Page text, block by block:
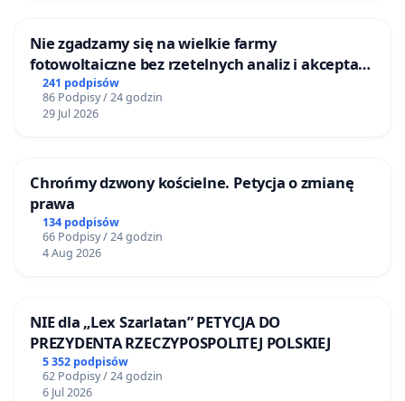
Nie zgadzamy się na wielkie farmy
fotowoltaiczne bez rzetelnych analiz i akceptacji
mieszkańców
241 podpisów
86 Podpisy / 24 godzin
29 Jul 2026
Chrońmy dzwony kościelne. Petycja o zmianę
prawa
134 podpisów
66 Podpisy / 24 godzin
4 Aug 2026
NIE dla „Lex Szarlatan” PETYCJA DO
PREZYDENTA RZECZYPOSPOLITEJ POLSKIEJ
5 352 podpisów
62 Podpisy / 24 godzin
6 Jul 2026